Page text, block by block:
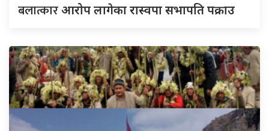
बलात्कारआरोप लागेका रास्वपा सभापति पक्राउ